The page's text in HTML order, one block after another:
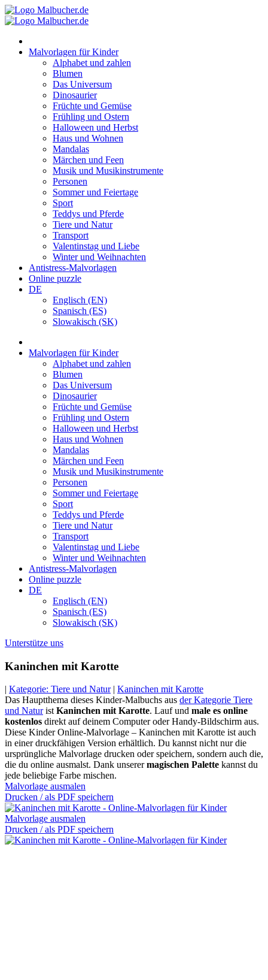
Zum
Inhalt
Malvorlagen für Kinder
Alphabet und zahlen
Blumen
Das Universum
Dinosaurier
Früchte und Gemüse
Frühling und Ostern
Halloween und Herbst
Haus und Wohnen
Mandalas
Märchen und Feen
Musik und Musikinstrumente
Personen
Sommer und Feiertage
Sport
Teddys und Pferde
Tiere und Natur
Transport
Valentinstag und Liebe
Winter und Weihnachten
Antistress-Malvorlagen
Online puzzle
DE
Englisch (EN)
Spanisch (ES)
Slowakisch (SK)
Malvorlagen für Kinder
Alphabet und zahlen
Blumen
Das Universum
Dinosaurier
Früchte und Gemüse
Frühling und Ostern
Halloween und Herbst
Haus und Wohnen
Mandalas
Märchen und Feen
Musik und Musikinstrumente
Personen
Sommer und Feiertage
Sport
Teddys und Pferde
Tiere und Natur
Transport
Valentinstag und Liebe
Winter und Weihnachten
Antistress-Malvorlagen
Online puzzle
DE
Englisch (EN)
Spanisch (ES)
Slowakisch (SK)
Unterstütze uns
Kaninchen mit Karotte
| Kategorie: Tiere und Natur| Kaninchen mit Karotte
Das Hauptthema dieses Kinder-Malbuchs aus der Kategorie Tiere
und NaturistKaninchen mit Karotte. Lauf und male es online
kostenlos direkt auf deinem Computer oder Handy-Bildschirm aus.
Diese Kinder Online-Malvorlage – Kaninchen mit Karotte ist auch
in einer druckfähigen Version erhältlich. Du kannst nicht nur die
ursprüngliche Malvorlage drucken oder speichern, sondern auch die,
die du online ausmalst. Dank unserermagischen Palette kannst du
jede beliebige Farbe mischen.
Malvorlage ausmalen
Drucken / als PDF speichern
Malvorlage ausmalen
Drucken / als PDF speichern